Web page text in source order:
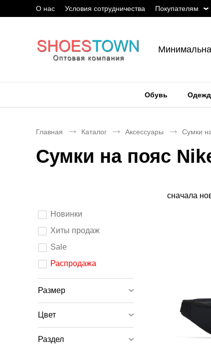
О нас Условия сотрудничества Покупателям
Обувь
Главная Каталог Аксессуары Сумки
Сумки на пояс
Выберите
параметры
После
изменения
элемента
ввода
обновится.
Новинки
Хиты продаж
Sale
Распродажа
Размер
Цвет
Раздел
сначала